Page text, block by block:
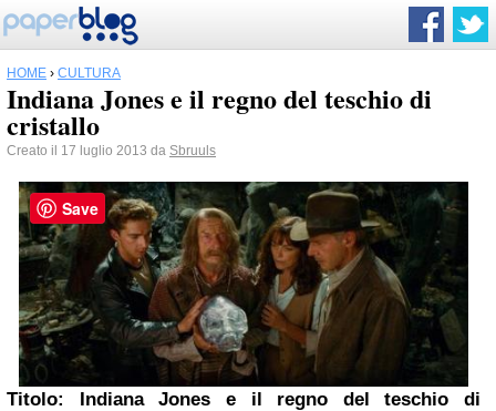
HOME › CULTURA
Indiana Jones e il regno del teschio di
cristallo
Creato il 17 luglio 2013 da Sbruuls
Titolo: Indiana Jones e il regno del teschio di
Save